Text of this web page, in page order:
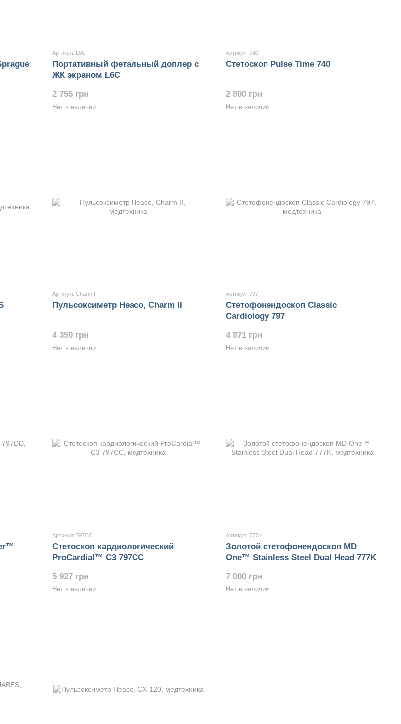
Артикул: L6C
Портативный фетальный доплер с
ЖК экраном L6C
2 755 грн
Нет в наличии
Артикул: 740
Стетоскоп Pulse Time 740
2 800 грн
Нет в наличии
Артикул: Charm II
Пульсоксиметр Heaco, Charm II
4 350 грн
Нет в наличии
Артикул: 797
Стетофонендоскоп Classic
Cardiology 797
4 871 грн
Нет в наличии
Артикул: 797СС
Стетоскоп кардиологический
ProCardial™ C3 797СС
5 927 грн
Нет в наличии
Артикул: 777K
Золотой стетофонендоскоп MD
One™ Stainless Steel Dual Head 777K
7 000 грн
Нет в наличии